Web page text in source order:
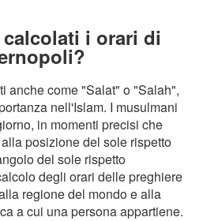
i orari di
anche come "Salat" o "Salah",
nell'Islam. I musulmani
in momenti precisi che
posizione del sole rispetto
del sole rispetto
degli orari delle preghiere
regione del mondo e alla
a cui una persona appartiene.